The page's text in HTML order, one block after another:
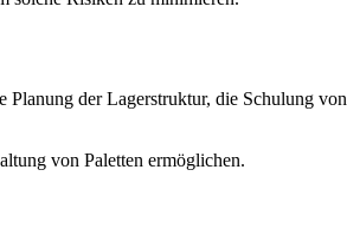
der Lagerstruktur, die Schulung von
von Paletten ermöglichen.